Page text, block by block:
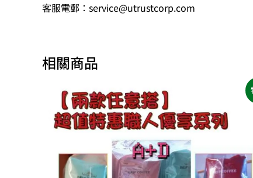
客服電郵：service@utrustcorp.com
相關商品
始
價
格：
NT$1,200。
目
前
價
格：
NT$960。